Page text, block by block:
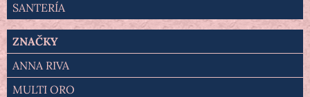
SANTERÍA
ZNAČKY
ANNA RIVA
MULTI ORO